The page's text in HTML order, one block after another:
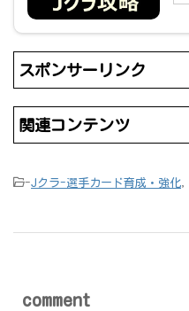
スポンサーリンク
関連コンテンツ
-Jクラ-選手カード育成・強化,
comment